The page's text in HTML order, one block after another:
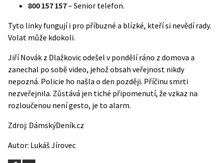
800 157 157– Senior telefon.
Tyto linky fungují i pro příbuzné a blízké, kteří si nevědí rady.
Volat může kdokoli.
Jiří Novák z Dlažkovic odešel v pondělí ráno z domova a
zanechal po sobě video, jehož obsah veřejnost nikdy
nepozná. Policie ho našla o den později. Příčinu smrti
nezveřejnila. Zůstává jen tiché připomenutí, že vzkaz na
rozloučenou není gesto, je to alarm.
Zdroj: DámskýDeník.cz
Autor: Lukáš Jírovec